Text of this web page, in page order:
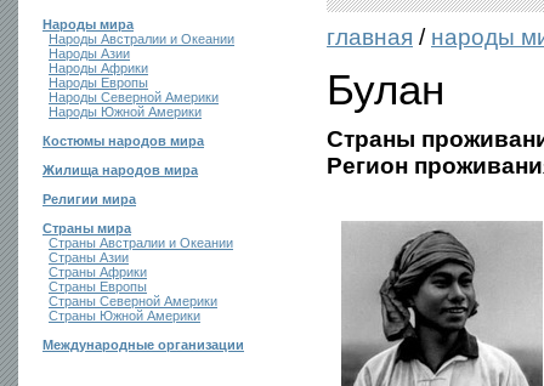
Народы мира
Народы Австралии и Океании
Народы Азии
Народы Африки
Народы Европы
Народы Северной Америки
Народы Южной Америки
Костюмы народов мира
Жилища народов мира
Религии мира
Страны мира
Страны Австралии и Океании
Страны Азии
Страны Африки
Страны Европы
Страны Северной Америки
Страны Южной Америки
Международные организации
главная / народы
Булан
Страны
Регион